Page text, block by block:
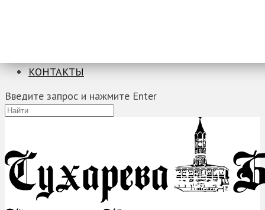
КОНТАКТЫ
Введите запрос и нажмите Enter